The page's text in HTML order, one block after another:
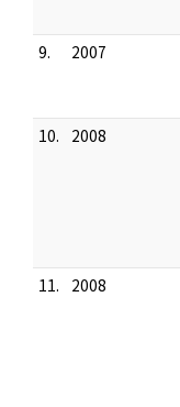
9.
2007
10.
2008
11.
2008